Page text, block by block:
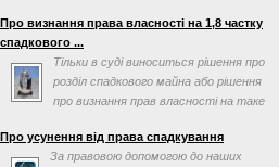
Про визнання права власності на 1,8 частку
спадкового ...
Тільки в суді виноситься рішення про
розділ спадкового майна або рішення
про визнання прав власності на таке
Про усунення від права спадкування
За правовою допомогою до наших